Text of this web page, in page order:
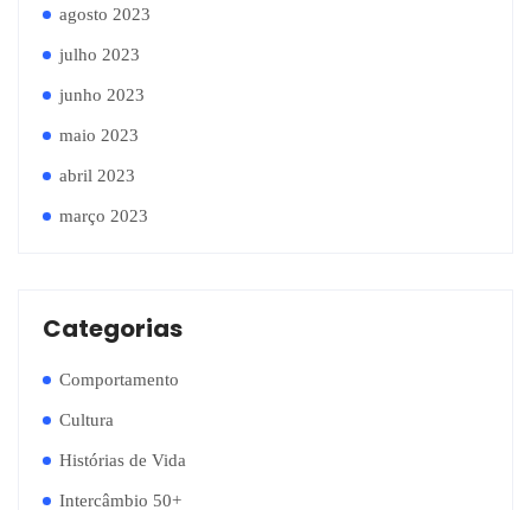
agosto 2023
julho 2023
junho 2023
maio 2023
abril 2023
março 2023
Categorias
Comportamento
Cultura
Histórias de Vida
Intercâmbio 50+